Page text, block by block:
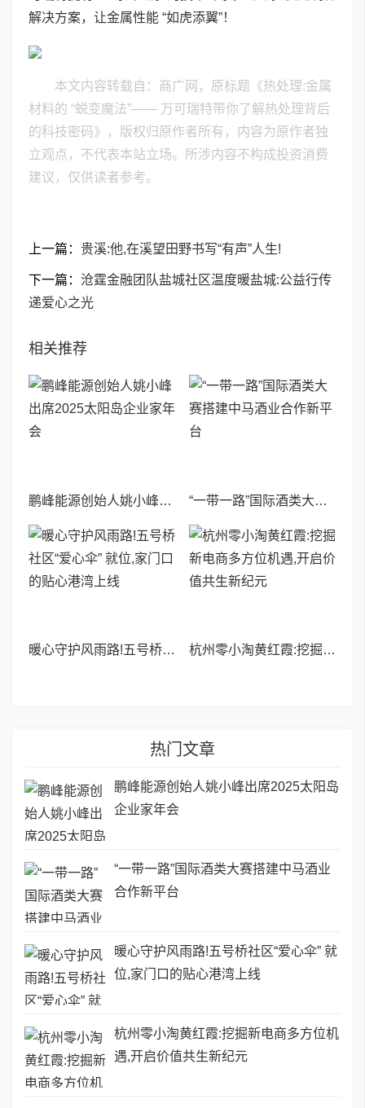
解决方案，让金属性能 “如虎添翼”！
本文内容转载自：商广网，原标题《热处理:金属
材料的 “蜕变魔法”—— 万可瑞特带你了解热处理背后
的科技密码》，版权归原作者所有，内容为原作者独
立观点，不代表本站立场。所涉内容不构成投资消费
建议，仅供读者参考。
上一篇： 贵溪:他,在溪望田野书写“有声”人生!
下一篇： 沧霆金融团队盐城社区温度暖盐城:公益行传
递爱心之光
相关推荐
鹏峰能源创始人姚小峰出席2025太阳岛企业家年会 “一带一路”国际酒类大赛搭建中马酒业合作新平台
暖心守护风雨路!五号桥社区“爱心伞” 就位,家门口的贴心港湾上线 杭州零小淘黄红霞:挖掘新电商多方位机遇,开启价值共生新纪元
热门文章
鹏峰能源创始人姚小峰出席2025太阳岛
企业家年会
“一带一路”国际酒类大赛搭建中马酒业
合作新平台
暖心守护风雨路!五号桥社区“爱心伞” 就
位,家门口的贴心港湾上线
杭州零小淘黄红霞:挖掘新电商多方位机
遇,开启价值共生新纪元